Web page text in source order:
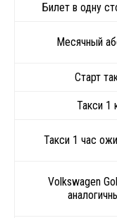
Билет в одну
Месячный
Старт
Такси 1
Такси 1 час
Volkswagen